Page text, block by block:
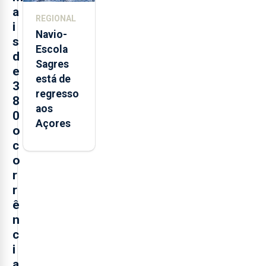
a
i
s
d
e
3
8
0
o
c
o
r
r
ê
n
c
i
REGIONAL
Navio-
Escola
Sagres
está de
regresso
aos
Açores